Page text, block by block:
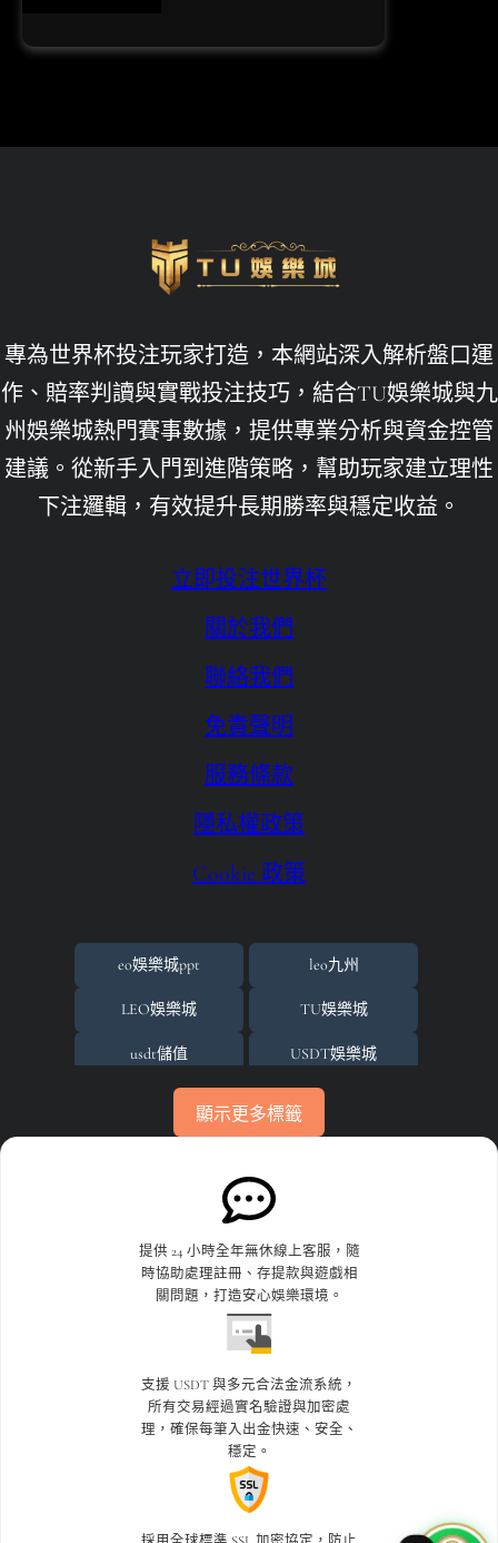
世足賠率運彩
世足賽下注
九州娛樂leo
九州娛樂城
九州娛樂城不出金
九州娛樂城倒了
九州娛樂城洗錢
九州娛樂城評價
優塔娛樂城客服
優塔娛樂城手機版下載
免費送體驗金
六合彩即時
場中投注基礎邏輯與核心價值
娛樂城
娛樂城代理
娛樂城活動
娛樂城詐騙
淘金娛樂城
百家樂破解
百家樂遊戲
真人荷官
線上下注世足
老虎機遊戲
專為世界杯投注玩家打造，本網站深入解析盤口運
作、賠率判讀與實戰投注技巧，結合TU娛樂城與九
州娛樂城熱門賽事數據，提供專業分析與資金控管
建議。從新手入門到進階策略，幫助玩家建立理性
下注邏輯，有效提升長期勝率與穩定收益。
立即投注世界杯
關於我們
聯絡我們
免責聲明
服務條款
隱私權政策
Cookie 政策
eo娛樂城ppt leo九州
LEO娛樂城 TU娛樂城
usdt儲值 USDT娛樂城
usdt娛樂城體驗金 世界杯投注
世足賽下注 九州娛樂leo
九州娛樂城不出金
九州娛樂城評價 優塔娛樂城App
優塔娛樂城手機版下載
顯示更多標籤
提供 24 小時全年無休線上客服，隨
時協助處理註冊、存提款與遊戲相
關問題，打造安心娛樂環境。
支援 USDT 與多元合法金流系統，
所有交易經過實名驗證與加密處
理，確保每筆入出金快速、安全、
穩定。